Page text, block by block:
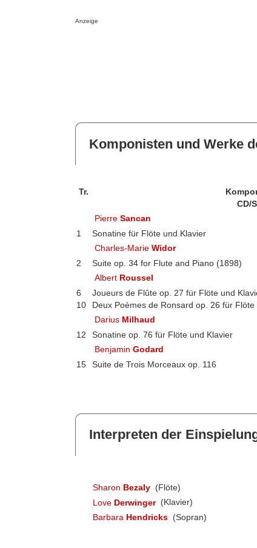
Anzeige
Komponisten und Werke
Tr.
CD/
PierreSancan
1
Sonatine für Flöte und Klavier
Charles-MarieWidor
2
Suite op. 34 for Flute and Piano (1898)
Albert Roussel
6
Joueurs de Flûte op. 27 für Flöte und
10
Deux Poèmes de Ronsard op. 26 für Flöte
Darius Milhaud
12
Sonatine op. 76 für Flöte und Klavier
BenjaminGodard
15
Suite de Trois Morceaux op. 116
Interpreten der
Sharon Bezaly (Flöte)
Love Derwinger (Klavier)
Barbara Hendricks (Sopran)